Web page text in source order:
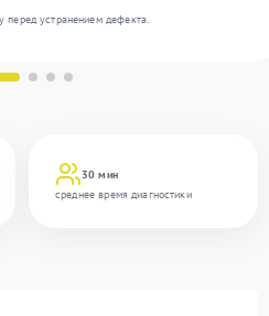
30 мин
среднее время диагностики
перед устранением дефекта.